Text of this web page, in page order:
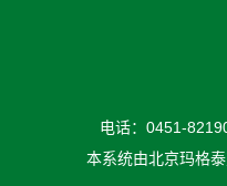
电话：0451-
本系统由北京玛格